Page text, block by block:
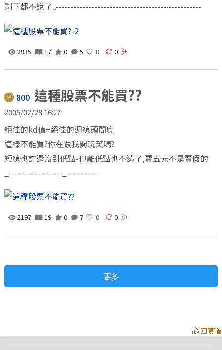
剩下都不說了..-------------------------------------------------
2935 17 0 5 0
800 這種股票不能買??
2005/02/28 16:27
絕佳的kd值+絕佳的週線頭間底
這樣不能買?你在跟我開玩笑嗎?
短線也許還沒到低點-但離低點也不遠了,賣五元不是賣假的
_------------------_----------
2197 19 0 7 0
更多